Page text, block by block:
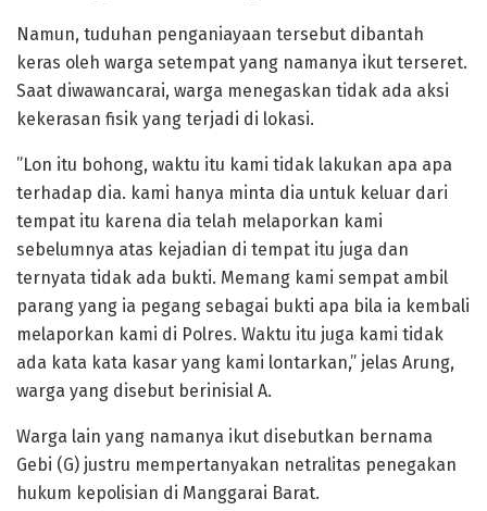
​Namun, tuduhan penganiayaan tersebut dibantah
keras oleh warga setempat yang namanya ikut terseret.
Saat diwawancarai, warga menegaskan tidak ada aksi
kekerasan fisik yang terjadi di lokasi.
​”Lon itu bohong, waktu itu kami tidak lakukan apa apa
terhadap dia. kami hanya minta dia untuk keluar dari
tempat itu karena dia telah melaporkan kami
sebelumnya atas kejadian di tempat itu juga dan
ternyata tidak ada bukti. Memang kami sempat ambil
parang yang ia pegang sebagai bukti apa bila ia kembali
melaporkan kami di Polres. Waktu itu juga kami tidak
ada kata kata kasar yang kami lontarkan,” jelas Arung,
warga yang disebut berinisial A.
Warga lain yang namanya ikut disebutkan bernama
Gebi (G) justru mempertanyakan netralitas penegakan
hukum kepolisian di Manggarai Barat.